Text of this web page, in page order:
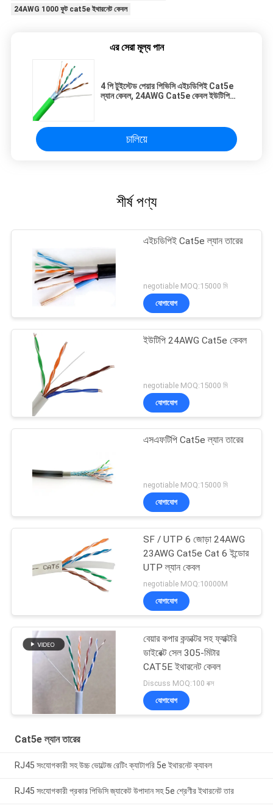
24AWG 1000 ফুট cat5e ইথারনেট কেবল
এর সেরা মূল্য পান
4 পি টুইস্টেড পেয়ার পিভিসি এইচডিপিই Cat5e
ল্যান কেবল, 24AWG Cat5e কেবল ইউটিপি
চালিয়ে
শীর্ষ পণ্য
এইচডিপিই Cat5e ল্যান তারের
negotiable MOQ:15000 মি
যোগাযোগ
ইউটিপি 24AWG Cat5e কেবল
negotiable MOQ:15000 মি
যোগাযোগ
এসএফটিপি Cat5e ল্যান তারের
negotiable MOQ:15000 মি
যোগাযোগ
SF / UTP 6 জোড়া 24AWG
23AWG Cat5e Cat 6 ইন্ডোর
UTP ল্যান কেবল
negotiable MOQ:10000M
যোগাযোগ
বেয়ার কপার কন্ডাক্টর সহ ফ্যাক্টরি
ডাইরেক্ট সেল 305-মিটার
CAT5E ইথারনেট কেবল
Discuss MOQ:100 বক্স
যোগাযোগ
Cat5e ল্যান তারের
RJ45 সংযোগকারী সহ উচ্চ ভোল্টেজ রেটিং ক্যাটাগরি 5e ইথারনেট ক্যাবল
RJ45 সংযোগকারী প্রকার পিভিসি জ্যাকেট উপাদান সহ 5e শ্রেণীর ইথারনেট তার